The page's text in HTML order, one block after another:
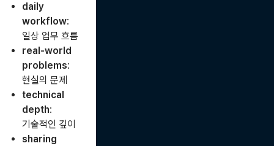
daily
workflow:
일상 업무 흐름
real-world
problems:
현실의 문제
technical
depth:
기술적인 깊이
sharing